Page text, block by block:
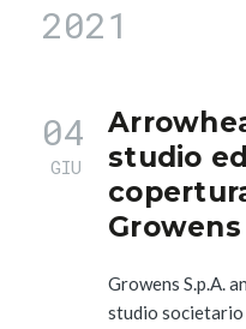
2021
04
GIU
studio
Growens
Growens S.p.A.
studio societario